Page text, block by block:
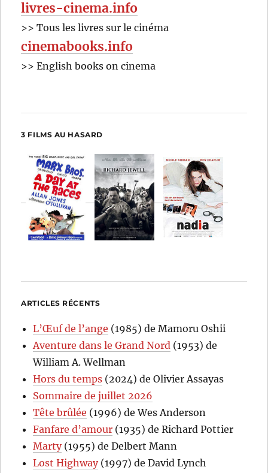
livres-cinema.info
>> Tous les livres sur le cinéma
cinemabooks.info
>> English books on cinema
3 FILMS AU HASARD
ARTICLES RÉCENTS
L’Œuf de l’ange (1985) de Mamoru Oshii
Aventure dans le Grand Nord (1953) de
William A. Wellman
Hors du temps (2024) de Olivier Assayas
Sommaire de juillet 2026
Tête brûlée (1996) de Wes Anderson
Fanfare d’amour (1935) de Richard Pottier
Marty(1955) de Delbert Mann
Lost Highway(1997) de David Lynch